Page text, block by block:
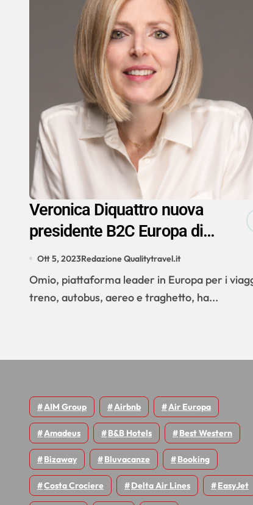
Veronica Diquattro nuova
presidente B2C Europa di
Omio
Ott 5, 2023Redazione Qualitytravel.it
Omio, piattaforma leader in Europa per i viaggi in
treno, autobus, aereo e traghetto, ha...
AIM Group Airbnb Air Europa
Amadeus B&B Hotels Best Western
Bizaway Bluvacanze Booking
Costa Crociere Delta Air Lines EasyJet